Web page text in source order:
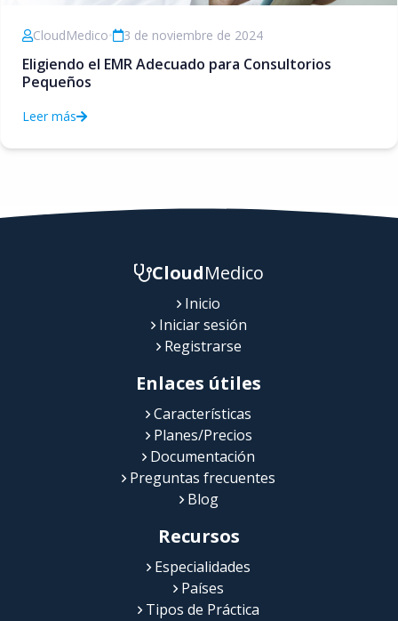
CloudMedico• 3 de noviembre de 2024
Eligiendo el EMR Adecuado para Consultorios
Pequeños
Leer más
CloudMedico
Inicio
Iniciar sesión
Registrarse
Enlaces útiles
Características
Planes/Precios
Documentación
Preguntas frecuentes
Blog
Recursos
Especialidades
Países
Tipos de Práctica